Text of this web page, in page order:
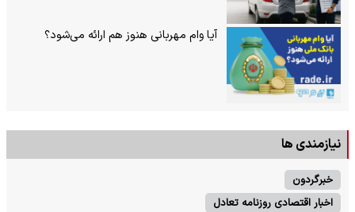
آیا وام مهربانی هنوز هم ارائه می‌شود؟
نیازمندی ها
خبرگردون
اخبار اقتصادی روزنامه تعادل